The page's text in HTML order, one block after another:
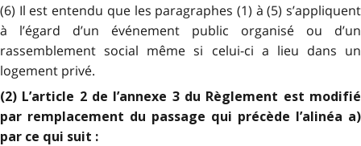
(6) Il est entendu que les paragraphes (1) à (5) s’appliquent
à l’égard d’un événement public organisé ou d’un
rassemblement social même si celui-ci a lieu dans un
logement privé.
(2) L’article 2 de l’annexe 3 du Règlement est modifié
par remplacement du passage qui précède l’alinéa a)
par ce qui suit :